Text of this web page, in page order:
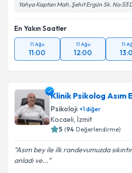
Takvim
Yahya Kaptan Mah. Şehit Ergün Sk. No:53
En Yakın Saatler
11 Ağu
11:00
11 Ağu
12:00
11
Klinik Psikolog Asım
Psikoloji +1diğer
Kocaeli, İzmit
5 (94 Değerlendirme)
Asım bey ile ilk randevumuzda
anladı ve...